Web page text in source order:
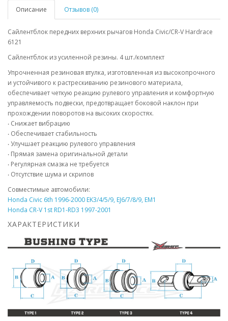
Описание Отзывов (0)
Сайлентблок передних верхних рычагов Honda Civic/CR-V Hardrace
6121
Сайлентблок из усиленной резины. 4 шт./комплект
Упрочненная резиновая втулка, изготовленная из высокопрочного
и устойчивого к растрескиванию резинового материала,
обеспечивает четкую реакцию рулевого управления и комфортную
управляемость подвески, предотвращает боковой наклон при
прохождении поворотов на высоких скоростях.
‧ Снижает вибрацию
‧ Обеспечивает стабильность
‧ Улучшает реакцию рулевого управления
‧ Прямая замена оригинальной детали
‧ Регулярная смазка не требуется
‧ Отсутствие шума и скрипов
Совместимые автомобили:
Honda Civic 6th 1996-2000 EK3/4/5/9, EJ6/7/8/9, EM1
Honda CR-V 1st RD1-RD3 1997-2001
ХАРАКТЕРИСТИКИ